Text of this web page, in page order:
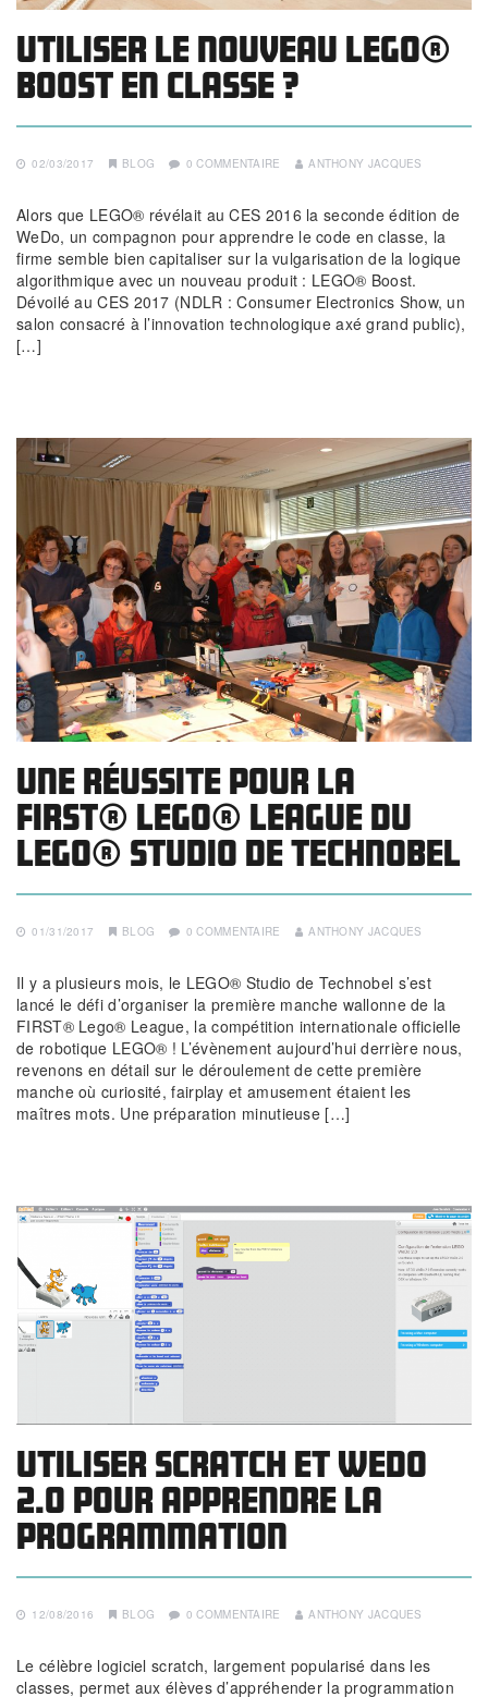
Utiliser le nouveau LEGO®
Boost en classe ?
02/03/2017 BLOG 0 COMMENTAIRE ANTHONY JACQUES
Alors que LEGO® révélait au CES 2016 la seconde édition de
WeDo, un compagnon pour apprendre le code en classe, la
firme semble bien capitaliser sur la vulgarisation de la logique
algorithmique avec un nouveau produit : LEGO® Boost.
Dévoilé au CES 2017 (NDLR : Consumer Electronics Show, un
salon consacré à l’innovation technologique axé grand public),
[…]
Une réussite pour la
FIRST® LEGO® League du
LEGO® Studio de Technobel
01/31/2017 BLOG 0 COMMENTAIRE ANTHONY JACQUES
Il y a plusieurs mois, le LEGO® Studio de Technobel s’est
lancé le défi d’organiser la première manche wallonne de la
FIRST® Lego® League, la compétition internationale officielle
de robotique LEGO® ! L’évènement aujourd’hui derrière nous,
revenons en détail sur le déroulement de cette première
manche où curiosité, fairplay et amusement étaient les
maîtres mots. Une préparation minutieuse […]
Utiliser Scratch et WeDo
2.0 pour apprendre la
programmation
12/08/2016 BLOG 0 COMMENTAIRE ANTHONY JACQUES
Le célèbre logiciel scratch, largement popularisé dans les
classes, permet aux élèves d’appréhender la programmation